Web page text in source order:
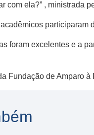
com ela?” , ministrada
participaram
foram excelentes e a
Fundação de Amparo